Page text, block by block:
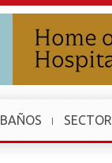
BAÑOS
SECTOR